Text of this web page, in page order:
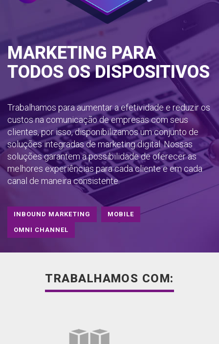
MARKETING PARA
TODOS OS DISPOSITIVOS
Trabalhamos para aumentar a efetividade e reduzir os
custos na comunicação de empresas com seus
clientes, por isso, disponibilizamos um conjunto de
soluções integradas de marketing digital. Nossas
soluções garantem a possibilidade de oferecer as
melhores experiências para cada cliente e em cada
canal de maneira consistente.
INBOUND MARKETING MOBILE
OMNI CHANNEL
TRABALHAMOS COM: